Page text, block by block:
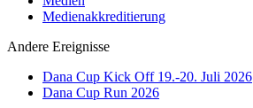
Medienakkreditierung
Andere Ereignisse
Dana Cup Kick Off 19.-20. Juli 2026
Dana Cup Run 2026